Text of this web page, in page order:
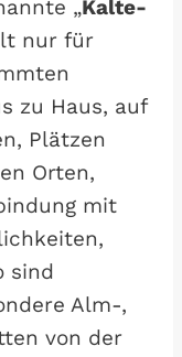
„Kalte-
nur für
zu Haus, auf
Plätzen
Orten,
mit
sind
Alm-,
von der